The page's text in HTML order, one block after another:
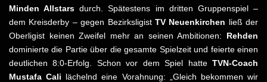
Minden Allstars durch. Spätestens im dritten Gruppenspiel –
dem Kreisderby – gegen Bezirksligist TV Neuenkirchen ließ der
Oberligist keinen Zweifel mehr an seinen Ambitionen: Rehden
dominierte die Partie über die gesamte Spielzeit und feierte einen
deutlichen 8:0-Erfolg. Schon vor dem Spiel hatte TVN-Coach
Mustafa Cali lächelnd eine Vorahnung: „Gleich bekommen wir